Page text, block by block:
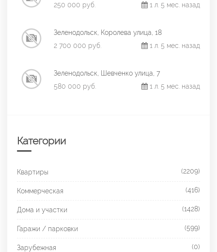
250 000 руб.
1 л. 5 мес. назад
Зеленодольск, Королева улица, 18
2 700 000 руб.
1 л. 5 мес. назад
Зеленодольск, Шевченко улица, 7
580 000 руб.
1 л. 5 мес. назад
Категории
Квартиры (2209)
Коммерческая (416)
Дома и участки (1428)
Гаражи / парковки (599)
Зарубежная (0)